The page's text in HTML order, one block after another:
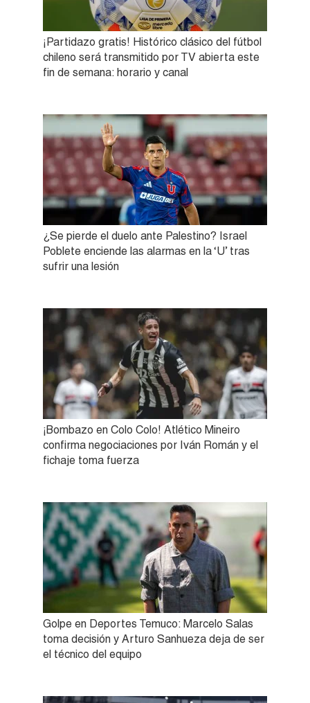
¡Partidazo gratis! Histórico clásico del fútbol
chileno será transmitido por TV abierta este
fin de semana: horario y canal
¿Se pierde el duelo ante Palestino? Israel
Poblete enciende las alarmas en la ‘U’ tras
sufrir una lesión
¡Bombazo en Colo Colo! Atlético Mineiro
confirma negociaciones por Iván Román y el
fichaje toma fuerza
Golpe en Deportes Temuco: Marcelo Salas
toma decisión y Arturo Sanhueza deja de ser
el técnico del equipo